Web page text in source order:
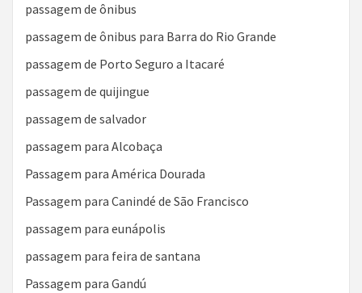
passagem de ônibus
passagem de ônibus para Barra do Rio Grande
passagem de Porto Seguro a Itacaré
passagem de quijingue
passagem de salvador
passagem para Alcobaça
Passagem para América Dourada
Passagem para Canindé de São Francisco
passagem para eunápolis
passagem para feira de santana
Passagem para Gandú